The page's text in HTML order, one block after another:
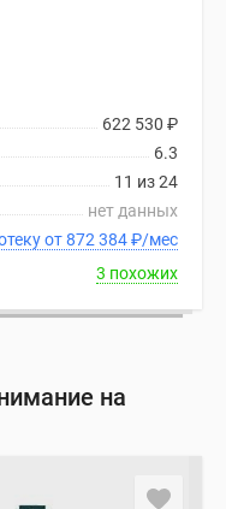
622 530 ₽
6.3
11 из 24
нет данных
В ипотеку от 872 384₽/мес
3 похожих
на